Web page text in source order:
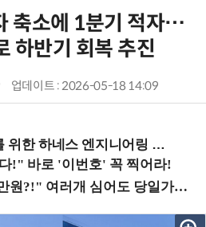
축소에 1분기 적자…
하반기 회복 추진
업데이트 : 2026-05-18 14:09
엔지니어링 입문과정 (8/20 신논현역)